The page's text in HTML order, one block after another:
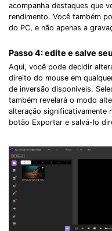
acompanha destaques que
rendimento. Você também
do PC, e não apenas a
Passo 4: edite e salve
Aqui, você pode decidir
direito do mouse em
de inversão disponíveis.
também revelará o modo
alteração significativamente
botão Exportar e salvá-lo